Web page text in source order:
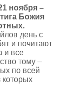
ноября –
Божия
день с
и почитают
и все
тому –
по всей
которых